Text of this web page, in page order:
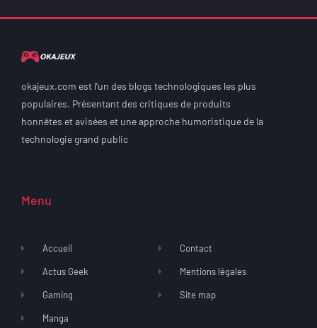
okajeux.com est l’un des blogs technologiques les plus
populaires. Présentant des critiques de produits
honnêtes et avisées et une approche humoristique de la
technologie grand public
Menu
Accueil
Actus Geek
Gaming
Manga
Contact
Mentions légales
Site map